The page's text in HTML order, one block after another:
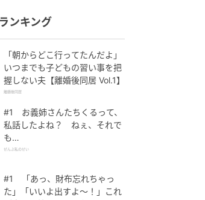
ンキング
「朝からどこ行ってたんだよ」
いつまでも子どもの習い事を把
握しない夫【離婚後同居 Vol.1】
離婚後同居
#1 お義姉さんたちくるって、
私話したよね？ ねぇ、それで
も…
ぜんぶ私のせい
#1 「あっ、財布忘れちゃっ
た」「いいよ出すよ〜！」これ